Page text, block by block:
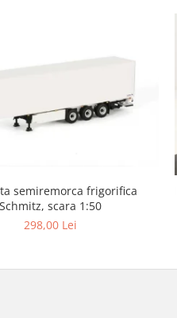
semiremorca frigorifica
Schmitz, scara 1:50
298,00 Lei